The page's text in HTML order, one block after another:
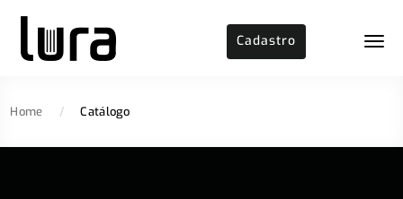
Cadastro
Home / Catálogo